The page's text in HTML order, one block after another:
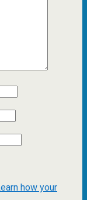
how your